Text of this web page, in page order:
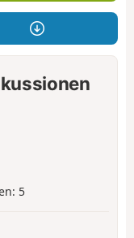
5